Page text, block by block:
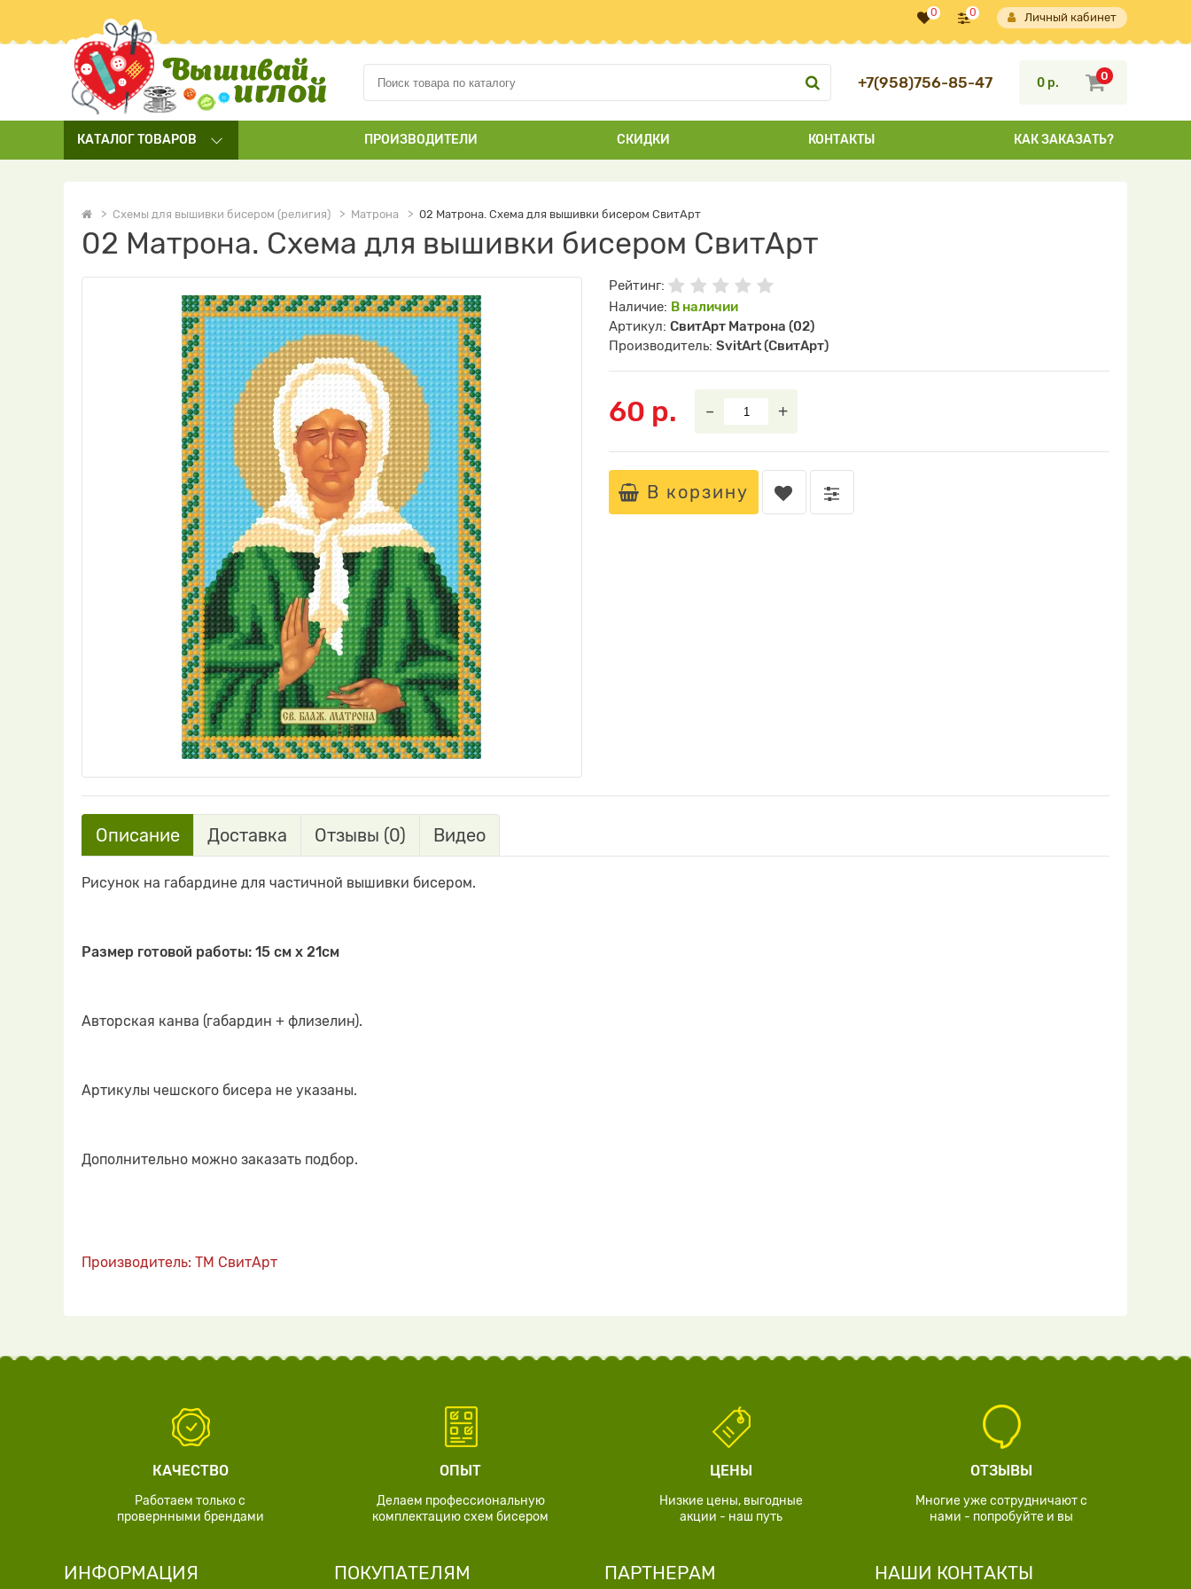
0 0 Личный кабинет
+7(958)756-85-47 0
0 р.
КАТАЛОГТОВАРОВ ПРОИЗВОДИТЕЛИ СКИДКИ КОНТАКТЫ КАК ЗАКАЗАТЬ?
Схемы для вышивки бисером (религия) Матрона 02 Матрона. Схема для вышивки бисером СвитАрт
02 Матрона. Схема для вышивки бисером СвитАрт
Рейтинг:
Наличие: В наличии
Артикул: СвитАрт Матрона (02)
Производитель: SvitArt (СвитАрт)
60 р. – +
В корзину
Описание Доставка Отзывы (0) Видео
Рисунок на габардине для частичной вышивки бисером.
Размер готовой работы: 15 см х 21см
Авторская канва (габардин + флизелин).
Артикулы чешского бисера не указаны.
Дополнительно можно заказать подбор.
Производитель: ТМ СвитАрт
КАЧЕСТВО
Работаем только с
провернными брендами
ОПЫТ
Делаем профессиональную
комплектацию схем бисером
ЦЕНЫ
Низкие цены, выгодные
акции - наш путь
ОТЗЫВЫ
Многие уже сотрудничают с
нами - попробуйте и вы
ИНФОРМАЦИЯ ПОКУПАТЕЛЯМ ПАРТНЕРАМ НАШИ КОНТАКТЫ